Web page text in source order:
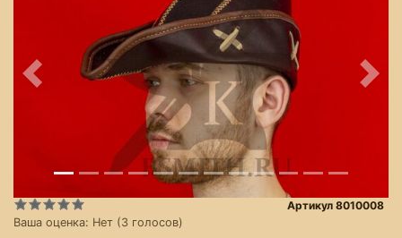
Предыдущее
Ваша оценка: Нет (3 голосов)
Артикул 8010008